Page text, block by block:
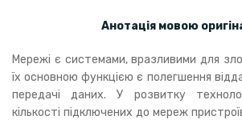
Анотація мовою
Мережі є системами, вразливими для
їх основною функцією є полегшення
передачі даних. У розвитку
кількості підключених до мереж